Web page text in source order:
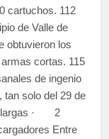
cartuchos. 112
de Valle de
obtuvieron los
cortas. 115
de ingenio
tan solo del 29 de
largas · 2
Entre